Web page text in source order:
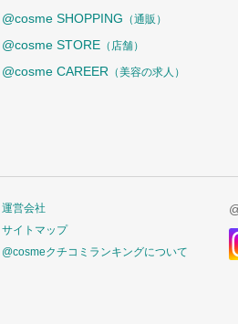
@cosme SHOPPING （通販）
@cosme STORE （店舗）
@cosme CAREER （美容の求人）
運営会社
サイトマップ
@cosmeクチコミランキングについて